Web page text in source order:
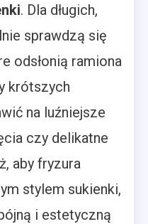
. Dla długich,
sprawdzą się
odsłonią ramiona
krótszych
na luźniejsze
czy delikatne
aby fryzura
stylem sukienki,
i estetyczną